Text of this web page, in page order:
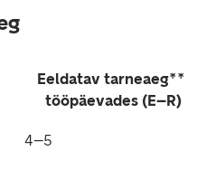
Eeldatav tarneaeg**
tööpäevades (E–R)
4–5